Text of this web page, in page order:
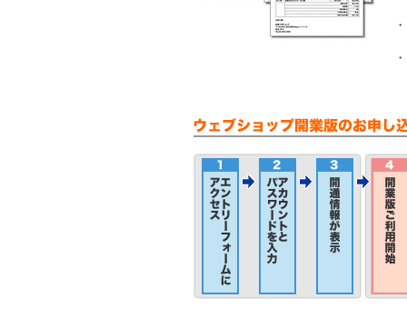
・
・